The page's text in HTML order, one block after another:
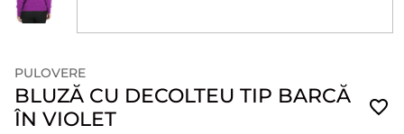
PULOVERE
BLUZĂ CU DECOLTEU TIP BARCĂ
ÎN VIOLET